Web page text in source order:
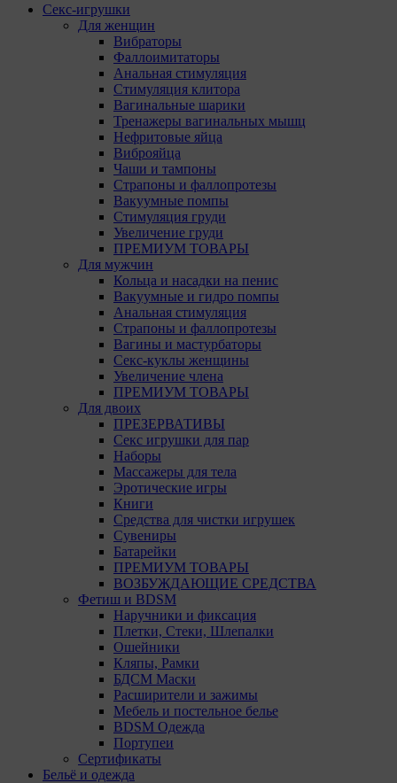
Секс-игрушки
Для женщин
Вибраторы
Фаллоимитаторы
Анальная стимуляция
Стимуляция клитора
Вагинальные шарики
Тренажеры вагинальных мышц
Нефритовые яйца
Виброяйца
Чаши и тампоны
Страпоны и фаллопротезы
Вакуумные помпы
Стимуляция груди
Увеличение груди
ПРЕМИУМ ТОВАРЫ
Для мужчин
Кольца и насадки на пенис
Вакуумные и гидро помпы
Анальная стимуляция
Страпоны и фаллопротезы
Вагины и мастурбаторы
Секс-куклы женщины
Увеличение члена
ПРЕМИУМ ТОВАРЫ
Для двоих
ПРЕЗЕРВАТИВЫ
Секс игрушки для пар
Наборы
Массажеры для тела
Эротические игры
Книги
Средства для чистки игрушек
Сувениры
Батарейки
ПРЕМИУМ ТОВАРЫ
ВОЗБУЖДАЮЩИЕ СРЕДСТВА
Фетиш и BDSM
Наручники и фиксация
Плетки, Стеки, Шлепалки
Ошейники
Кляпы, Рамки
БДСМ Маски
Расширители и зажимы
Мебель и постельное белье
BDSM Одежда
Портупеи
Сертификаты
Бельё и одежда